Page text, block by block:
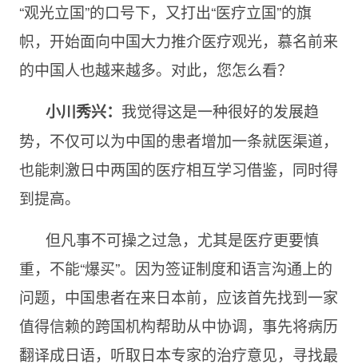
“观光立国”的口号下，又打出“医疗立国”的旗
帜，开始面向中国大力推介医疗观光，慕名前来
的中国人也越来越多。对此，您怎么看？
小川秀兴： 我觉得这是一种很好的发展趋
势，不仅可以为中国的患者增加一条就医渠道，
也能刺激日中两国的医疗相互学习借鉴，同时得
到提高。
但凡事不可操之过急，尤其是医疗更要慎
重，不能“爆买”。因为签证制度和语言沟通上的
问题，中国患者在来日本前，应该首先找到一家
值得信赖的跨国机构帮助从中协调，事先将病历
翻译成日语，听取日本专家的治疗意见，寻找最